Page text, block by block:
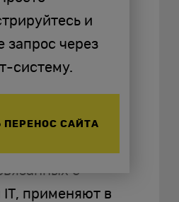
— плата по
SaaS
и
с
IT, применяют в
и
запрос через
систему.
ПЕРЕНОС САЙТА